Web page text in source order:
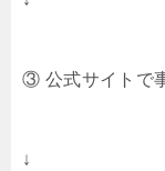
③ 公式サイトで
↓